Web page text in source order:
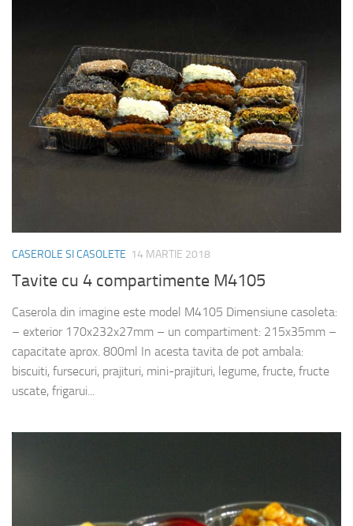
CASEROLE SI CASOLETE 14 MARTIE 2018
Tavite cu 4 compartimente M4105
Caserola din imagine este model M4105 Dimensiune casoleta:
– exterior 170x232x27mm – un compartiment: 215x35mm –
capacitate aprox. 800ml In acesta tavita de pot ambala:
biscuiti, fursecuri, prajituri, mini-prajituri, legume, fructe, fructe
uscate, frigarui...